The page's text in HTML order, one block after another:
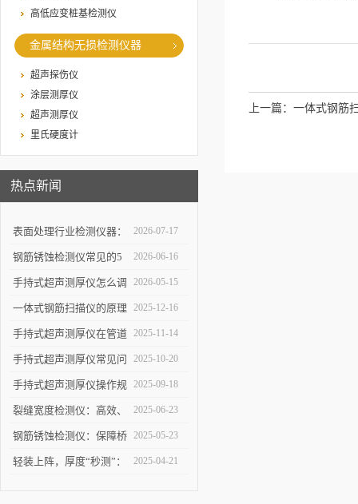
高低应变桩基检测仪
金属结构无损检测仪器
超声探伤仪
涂层测厚仪
超声测厚仪
里氏硬度计
热点新闻
表面处理行业检测仪器：
详解高精度涂层测厚仪的
校准方法与复杂曲面测量
操作技巧
2026-07-17
钢筋锈蚀检测仪常见的5
个使用误区，第3个最容
易踩坑
2026-06-16
手持式超声测厚仪怎么调
参数，出厂设置量程修正
使用教程
2026-05-15
一体式钢筋扫描仪的原理
与优势：快速、无损检测
混凝土中钢筋的科学依据
2025-12-16
手持式超声测厚仪在管道
壁厚检测中的具体应用
2025-11-14
手持式超声测厚仪常见问
题解析：解决数据波动、
探头故障，保障测量结果
可靠
2025-10-20
手持式超声测厚仪操作规
范：测点选择、数据记录
与环境干扰规避要点
2025-09-18
裂缝宽度检测仪：高效、
精准的裂缝检测解决方案
2025-06-23
钢筋锈蚀检测仪：保障桥
梁与建筑安全的智能检测
2025-05-23
轻装上阵，厚度“秒测”： 2025-04-21
上一篇： 一体式钢筋